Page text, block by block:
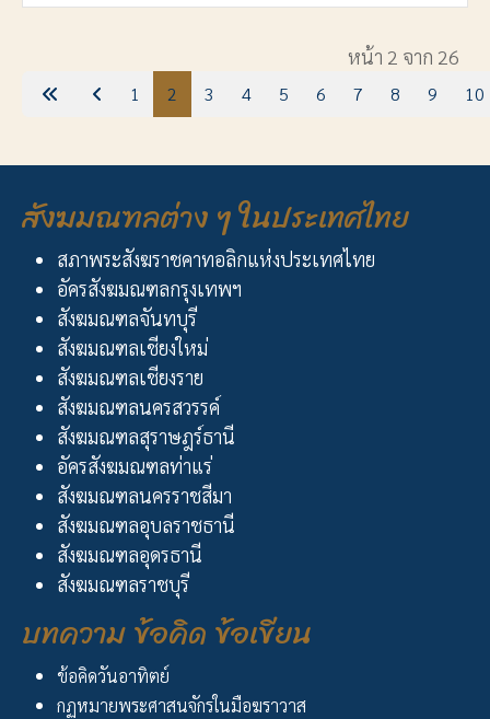
หน้า 2 จาก 26
1 2 3 4 5 6 7 8 9 10
สังฆมณฑลต่าง ๆ ในประเทศไทย
สภาพระสังฆราชคาทอลิกแห่งประเทศไทย
อัครสังฆมณฑลกรุงเทพฯ
สังฆมณฑลจันทบุรี
สังฆมณฑลเชียงใหม่
สังฆมณฑลเชียงราย
สังฆมณฑลนครสวรรค์
สังฆมณฑลสุราษฎร์ธานี
อัครสังฆมณฑลท่าแร่
สังฆมณฑลนครราชสีมา
สังฆมณฑลอุบลราชธานี
สังฆมณฑลอุดรธานี
สังฆมณฑลราชบุรี
บทความ ข้อคิด ข้อเขียน
ข้อคิดวันอาทิตย์
กฏหมายพระศาสนจักรในมือฆราวาส